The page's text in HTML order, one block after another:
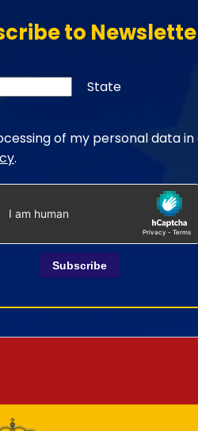
to
State
of my personal data
.
Subscribe